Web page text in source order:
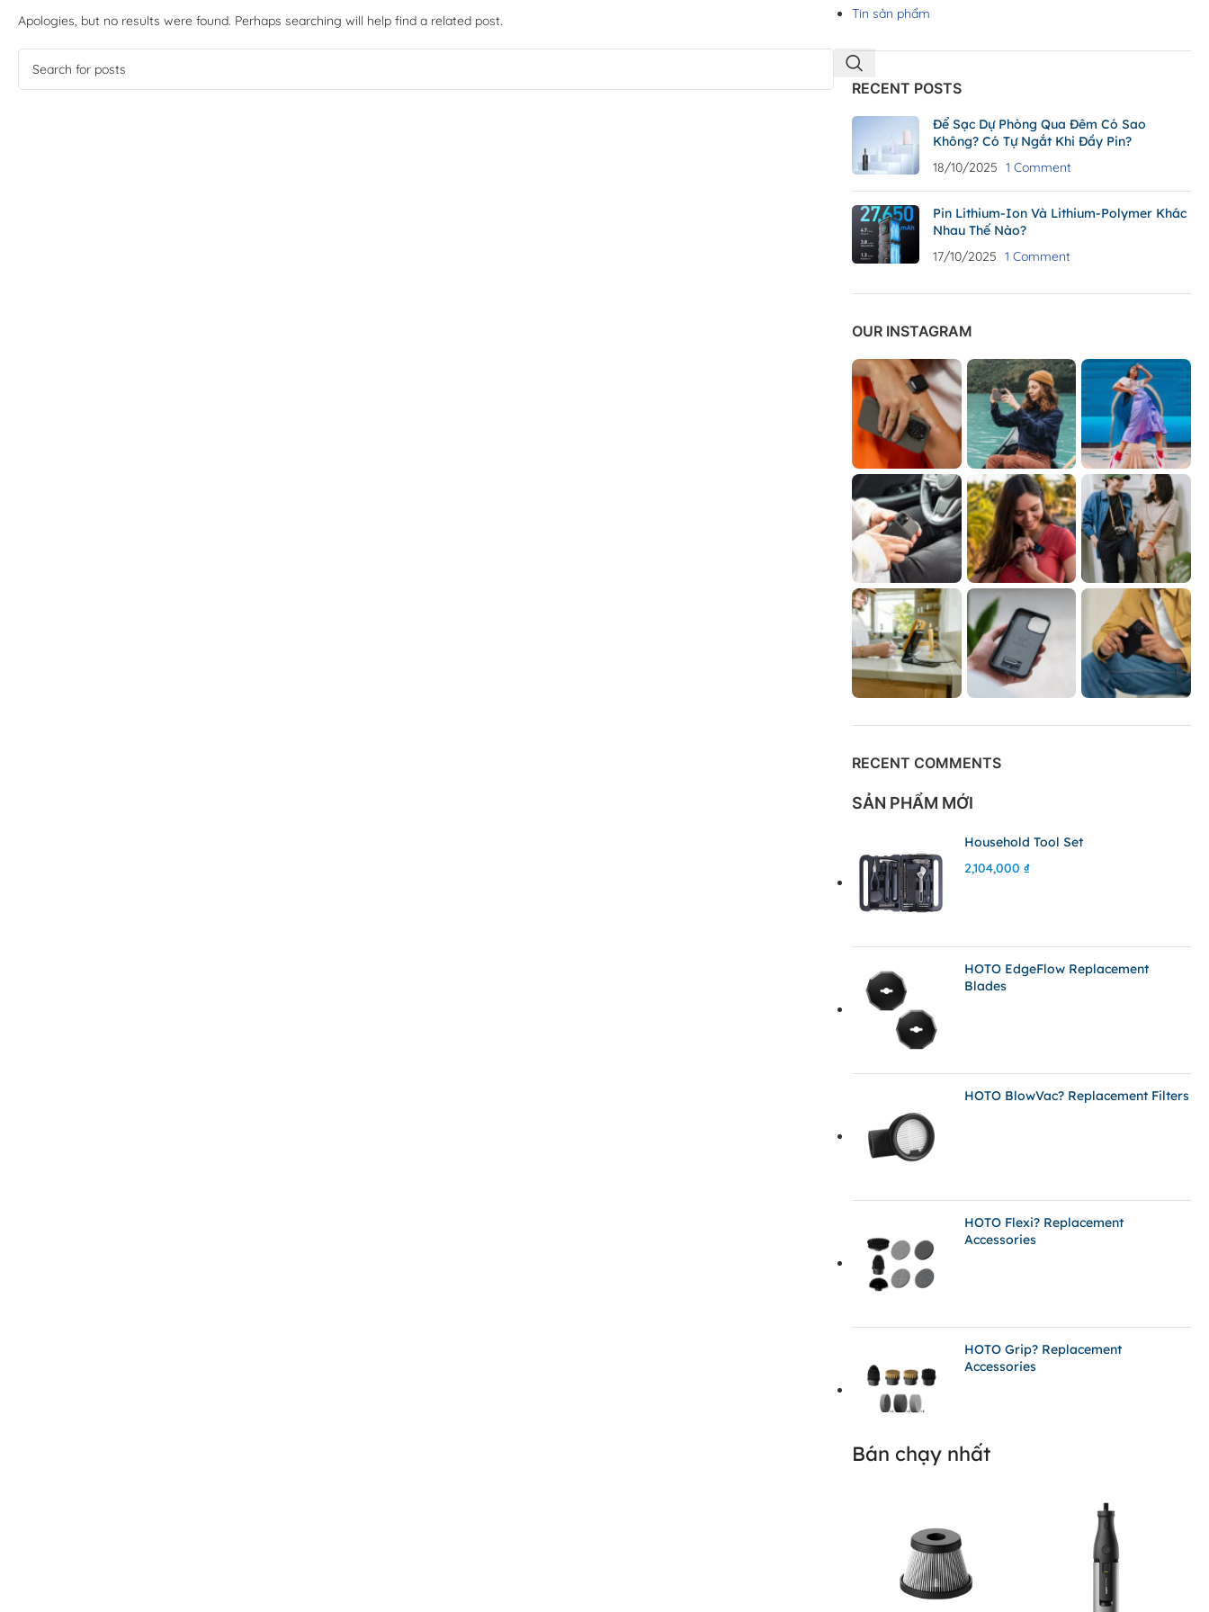
Apologies, but no results were found. Perhaps searching will help find a related post. Tin sản phẩm
RECENT POSTS
Để Sạc Dự Phòng Qua Đêm Có Sao
Không? Có Tự Ngắt Khi Đầy Pin?
18/10/2025 1 Comment
Pin Lithium-Ion Và Lithium-Polymer Khác
Nhau Thế Nào?
17/10/2025 1 Comment
OUR INSTAGRAM
RECENT COMMENTS
SẢN PHẨM MỚI
Household Tool Set
2,104,000 ₫
HOTO EdgeFlow Replacement
Blades
HOTO BlowVac? Replacement Filters
HOTO Flexi? Replacement
Accessories
HOTO Grip? Replacement
Accessories
Bán chạy nhất